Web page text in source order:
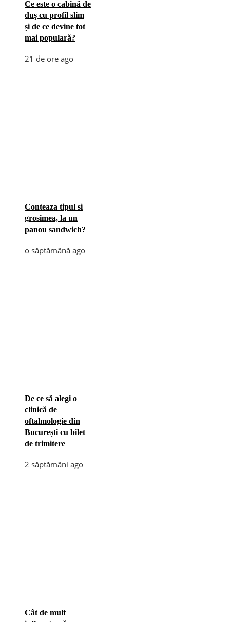
Ce este o cabină de
duș cu profil slim
și de ce devine tot
mai populară?
21 de ore ago
Conteaza tipul si
grosimea, la un
panou sandwich?
o săptămână ago
De ce să alegi o
clinică de
oftalmologie din
București cu bilet
de trimitere
2 săptămâni ago
Cât de mult